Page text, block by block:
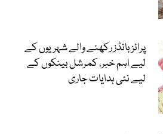
پرائز بانڈز رکھنے والے شہریوں کے
لیے اہم خبر، کمرشل بینکوں کے
لیے نئی ہدایات جاری